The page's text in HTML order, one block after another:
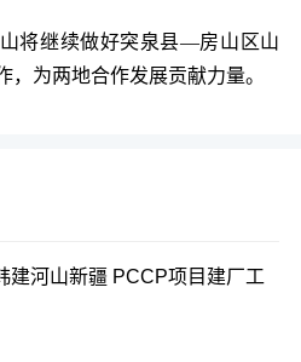
继续做好突泉县—房山区山
，为两地合作发展贡献力量。
建河山新疆 PCCP项目建厂工